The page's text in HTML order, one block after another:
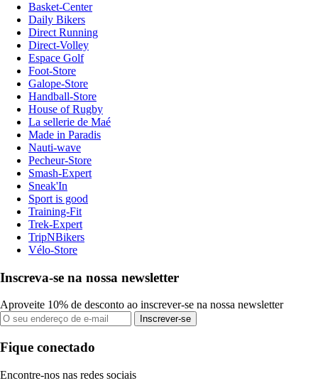
Basket-Center
Daily Bikers
Direct Running
Direct-Volley
Espace Golf
Foot-Store
Galope-Store
Handball-Store
House of Rugby
La sellerie de Maé
Made in Paradis
Nauti-wave
Pecheur-Store
Smash-Expert
Sneak'In
Sport is good
Training-Fit
Trek-Expert
TripNBikers
Vélo-Store
Inscreva-se na nossa newsletter
Aproveite 10% de desconto ao inscrever-se na nossa newsletter
Inscrever-se
Fique conectado
Encontre-nos nas redes sociais